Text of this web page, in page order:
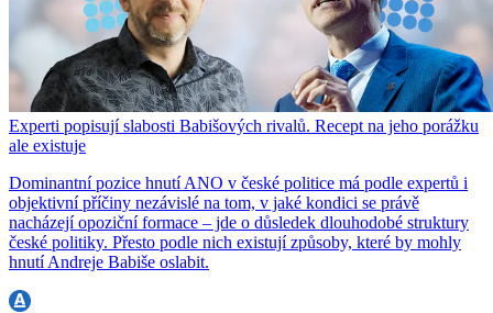
Experti popisují slabosti Babišových rivalů. Recept na jeho porážku
ale existuje
Dominantní pozice hnutí ANO v české politice má podle expertů i
objektivní příčiny nezávislé na tom, v jaké kondici se právě
nacházejí opoziční formace – jde o důsledek dlouhodobé struktury
české politiky. Přesto podle nich existují způsoby, které by mohly
hnutí Andreje Babiše oslabit.